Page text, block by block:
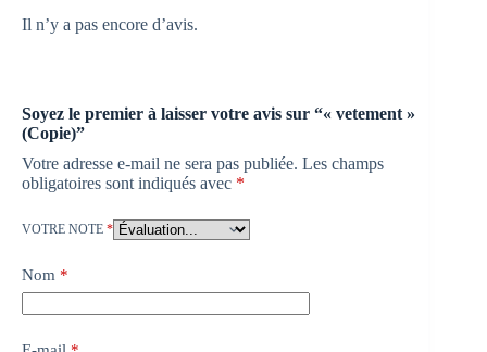
Il n’y a pas encore d’avis.
Soyez le premier à laisser votre avis sur “« vetement »
(Copie)”
Votre adresse e-mail ne sera pas publiée. Les champs
obligatoires sont indiqués avec *
VOTRE NOTE *
Nom *